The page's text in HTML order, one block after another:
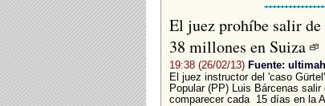
El juez prohíbe salir de
38 millones en Suiza
19:38 (26/02/13) Fuente:
El juez instructor del 'caso
Popular (PP) Luis Bárcenas
comparecer cada 15 días en la